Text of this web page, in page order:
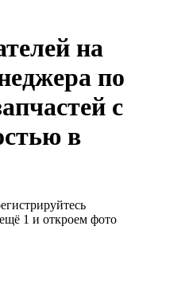
на
по
с
в
1 и откроем фото